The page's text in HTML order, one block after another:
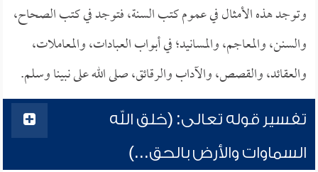
وتوجد هذه الأمثال في عموم كتب السنة، فتوجد في كتب الصحاح،
والسنن، والمعاجم، والمسانيد؛ في أبواب العبادات، والمعاملات،
والعقائد، والقصص، والآداب والرقائق، صلى الله على نبينا وسلم.
تفسير قوله تعالى: (خلق الله
السماوات والأرض بالحق...)